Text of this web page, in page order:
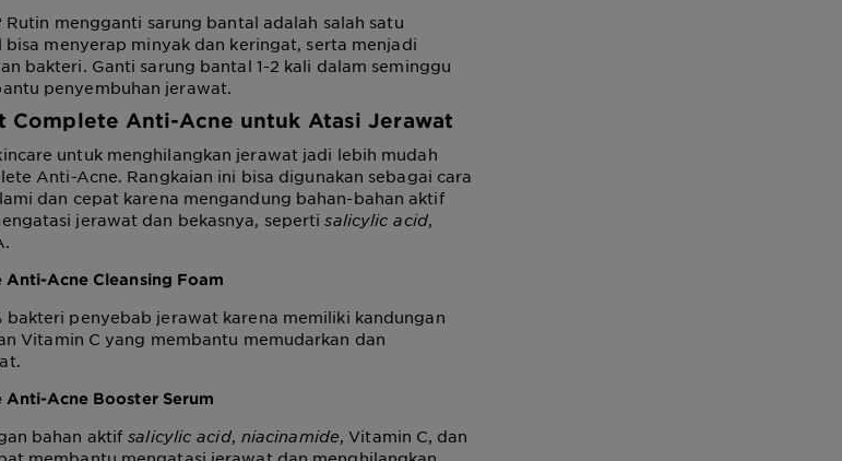
mengganti sarung bantal adalah salah satu
bisa menyerap minyak dan keringat, serta menjadi
bakteri. Ganti sarung bantal 1-2 kali dalam seminggu
penyembuhan jerawat.
Complete Anti-Acne untuk Atasi Jerawat
untuk menghilangkan jerawat jadi lebih mudah
Anti-Acne. Rangkaian ini bisa digunakan sebagai cara
dan cepat karena mengandung bahan-bahan aktif
jerawat dan bekasnya, sepertisalicylic acid,
Acne Cleansing Foam
bakteri penyebab jerawat karena memiliki kandungan
Vitamin C yang membantu memudarkan dan
Acne Booster Serum
bahan aktifsalicylic acid, niacinamide, Vitamin C, dan